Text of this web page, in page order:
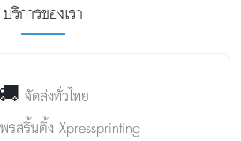
บริการของเรา
🚚 จัดส่งทั่วไทย
รสริ้นติ้ง Xpressprinting